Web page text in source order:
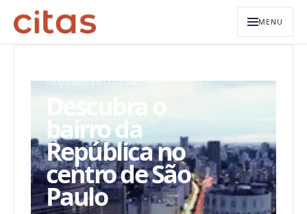
MENU
ARQUIVO EDITORIAL
Descubra o
bairro da
República no
centro de São
Paulo